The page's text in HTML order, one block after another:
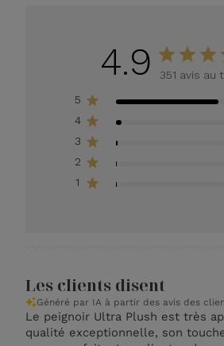
4.9
351 avis au
5
4
3
2
1
Les clients disent
Généré par IA à partir des avis des
Le peignoir Ultra Plush est très
qualité exceptionnelle, son